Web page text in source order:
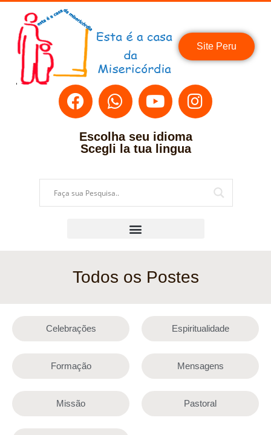
Site Peru
Escolha seu idioma
Scegli la tua lingua
Todos os Postes
Celebrações Espiritualidade
Formação Mensagens
Missão Pastoral